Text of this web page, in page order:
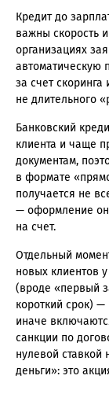
Кредит до
важны скорость
организациях
автоматическую
за счет
не длительного
Банковский
клиента и чаще
документам,
в формате
получается не
— оформление
на счет.
Отдельный
новых клиентов
(вроде «первый
короткий срок) —
иначе
санкции по
нулевой ставкой
деньги»: это